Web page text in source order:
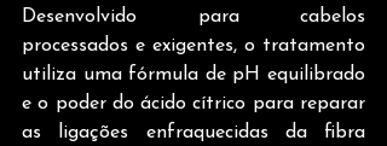
Desenvolvido para cabelos
processados e exigentes, o tratamento
utiliza uma fórmula de pH equilibrado
e o poder do ácido cítrico para reparar
as ligações enfraquecidas da fibra